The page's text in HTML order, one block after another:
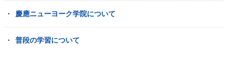
慶應ニューヨーク学院について
普段の学習について